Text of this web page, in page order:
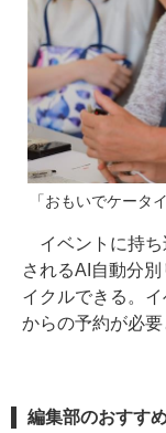
「おもいでケータ
イベントに持ち
されるAI自動分
イクルできる。
からの予約が必要
編集部のおすす